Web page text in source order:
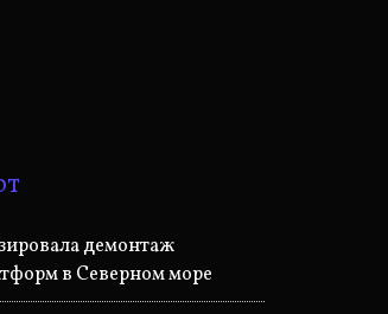
демонтаж
в Северном море